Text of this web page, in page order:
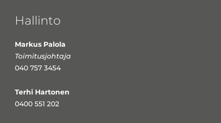
Hallinto
Markus Palola
Toimitusjohtaja
040 757 3454
Terhi Hartonen
0400 551 202